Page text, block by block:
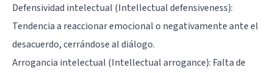
Defensividad intelectual (Intellectual defensiveness):
Tendencia a reaccionar emocional o negativamente ante el
desacuerdo, cerrándose al diálogo.
Arrogancia intelectual (Intellectual arrogance): Falta de